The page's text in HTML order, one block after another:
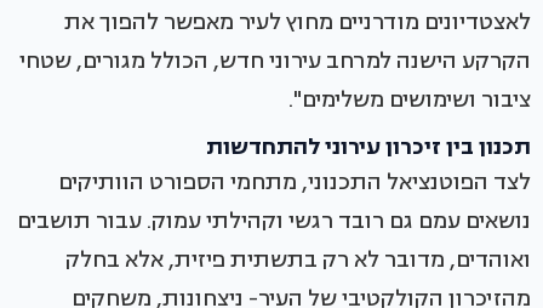
לאצטדיונים מודרניים מחוץ לעיר מאפשר להפוך את
הקרקע הישנה למרחב עירוני חדש, הכולל מגורים, שטחי
ציבור ושימושים משלימים".
תכנון בין זיכרון עירוני להתחדשות
לצד הפוטנציאל התכנוני, מתחמי הספורט הוותיקים
נושאים עמם גם רובד רגשי וקהילתי עמוק. עבור תושבים
ואוהדים, מדובר לא רק בתשתית פיזית, אלא בחלק
מהזיכרון הקולקטיבי של העיר- ניצחונות, משחקים